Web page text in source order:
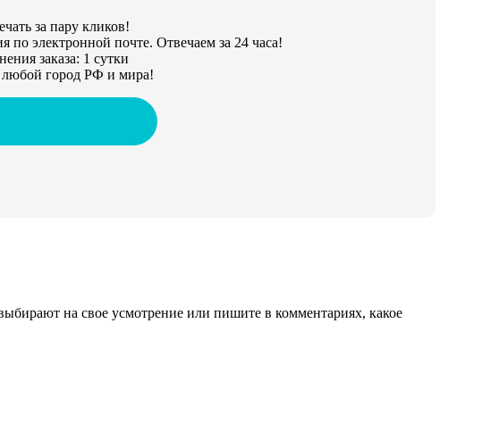
за пару кликов!
по электронной почте. Отвечаем за 24 часа!
заказа: 1 сутки
город РФ и мира!
на свое усмотрение или пишите в комментариях, какое